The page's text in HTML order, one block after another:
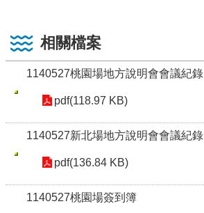
相關檔案
1140527桃園場地方說明會會議紀錄
pdf(118.97 KB)
1140527新北場地方說明會會議紀錄
pdf(136.84 KB)
1140527桃園場簽到簿